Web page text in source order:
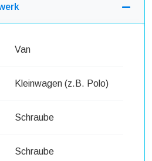
Van
Kleinwagen (z.B. Polo)
Schraube
Schraube